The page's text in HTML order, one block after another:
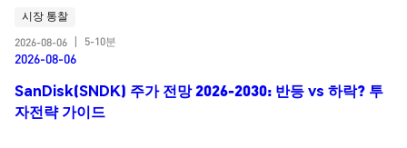
시장 통찰
2026-08-06
5-10분
2026-08-06
SanDisk(SNDK) 주가 전망 2026-2030: 반등 vs 하락? 투
자전략 가이드